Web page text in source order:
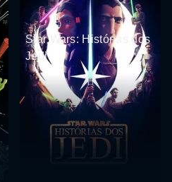
Star Wars: Histórias dos
Jedi